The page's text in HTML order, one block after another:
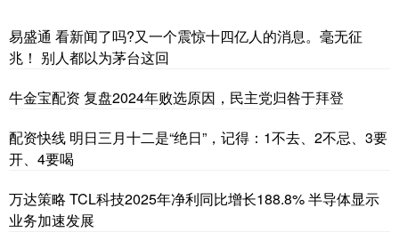
易盛通 看新闻了吗?又一个震惊十四亿人的消息。毫无征
兆！ 别人都以为茅台这回
牛金宝配资 复盘2024年败选原因，民主党归咎于拜登
配资快线 明日三月十二是“绝日”，记得：1不去、2不忌、3要
开、4要喝
万达策略 TCL科技2025年净利同比增长188.8% 半导体显示
业务加速发展